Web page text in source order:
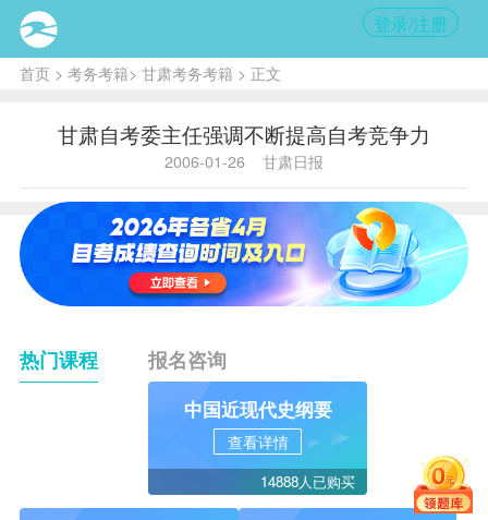
登录/注册
首页> 考务考籍> 甘肃考务考籍 > 正文
甘肃自考委主任强调不断提高自考竞争力
2006-01-26 甘肃日报
热门课程 报名咨询
中国近现代史纲要
查看详情
14888人已购买